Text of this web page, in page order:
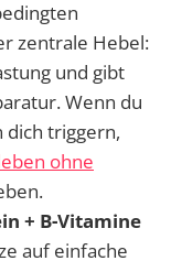
zentrale Hebel:
und gibt
Wenn du
dich triggern,
ohne
+ B-Vitamine
auf einfache